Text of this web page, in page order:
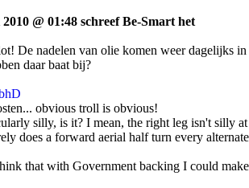
@ 01:48 schreef Be-Smart het
De nadelen van olie komen weer dagelijks in
daar baat bij?
obvious troll is obvious!
silly, is it? I mean, the right leg isn't silly at
does a forward aerial half turn every alternate
that with Government backing I could make